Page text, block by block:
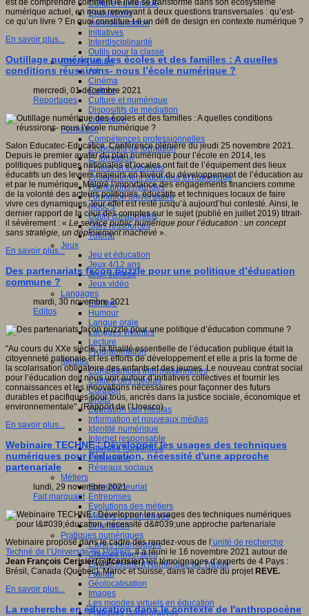
Culture numérique
Evaluations
Individualisation
Initiatives
Interdisciplinarité
Outils pour la classe
Arts et Culture
Art
Cinéma
Culture
Culture et numérique
Dispositifs de médiation
Littérature
Formation
Compétences professionnelles
Dispositifs de formation
E- formation
Enjeux et évolutions
Enseignement supérieur et numérique
Formations hybrides
Formation universitaire
Mooc’s
Outils collaboratifs
Sites ressources
Tutorat
Jeux
Jeu et éducation
Jeux 4/12 ans
Jeux sérieux
Jeux vidéo
Langages
Ecriture
Humour
Langue orale
Langues vivantes
Lecture
Programmation
Médias
Compétences informationnelles
Culture des médias
Curation
Droits
Education aux médias
Information et nouveaux médias
Identité numérique
Internet responsable
Littératie numérique
Publication
Réseaux sociaux
Métiers
Entrepreneuriat
Entreprises
Evolutions des métiers
Métiers du numérique
Orientation
Pratiques numériques
Cartes heuristiques
Classes inversées
Environnement Numérique de Travail
Fablab
Géolocalisation
Images
Les mondes virtuels en éducation
Pratiques collaboratives
est de comprendre comment le livre se transforme dans son écosystème
numérique actuel, en nous renvoyant à deux questions transversales : qu’est-
ce qu’un livre ? En quoi constitue-t-il un défi de design en contexte numérique ?
En savoir plus...
Outillage numérique des écoles et des familles : A quelles
conditions réussirons- nous l’école numérique ?
mercredi, 01 décembre 2021
Reportages
Salon Educatec-Educatice. Conférence plénière du jeudi 25 novembre 2021.
Depuis le premier avatar du plan numérique pour l’école en 2014, les
politiques publiques nationales et locales ont fait de l’équipement des lieux
éducatifs un des leviers majeurs en faveur du développement de l’éducation au
et par le numérique. Malgré l’importance des engagements financiers comme
de la volonté des acteurs politiques, éducatifs et techniques locaux de faire
vivre ces dynamiques, leur effet est resté jusqu’à aujourd’hui contesté. Ainsi, le
dernier rapport de la cour des comptes sur le sujet (publié en juillet 2019) titrait-
il sévèrement : « Le service public numérique pour l’éducation : un concept
sans stratégie, un déploiement inachevé ».
En savoir plus...
Des partenariats façon puzzle pour une politique d’éducation
commune ?
mardi, 30 novembre 2021
Editos
"Au cours du XXe siècle, la finalité essentielle de l’éducation publique était la
citoyenneté nationale et les efforts de développement et elle a pris la forme de
la scolarisation obligatoire des enfants et des jeunes. Le nouveau contrat social
pour l’éducation doit nous unir autour d’initiatives collectives et fournir les
connaissances et les innovations nécessaires pour façonner des futurs
durables et pacifiques pour tous, ancrés dans la justice sociale, économique et
environnementale". (Rapport de l’Unesco)
En savoir plus...
Webinaire TECHNE : Développer les usages des techniques
numériques pour l'éducation, nécessité d'une approche
partenariale
lundi, 29 novembre 2021
Fait marquant
Webinaire proposé dans le cadre des rendez-vous de l ’unité de recherche
Techné de l’Université de Poitiers, il a réuni le 16 novembre 2021 autour de
Jean François Cerisier(@jfcerisier)les témoignages d’experts de 4 Pays :
Brésil, Canada (Québec), Maroc et Suisse, dans le cadre du projet REVE.
En savoir plus...
La recherche en éducation dans le contexte de l'anthropocène